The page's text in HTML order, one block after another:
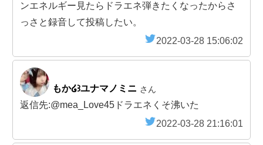
ンエネルギー見たらドラエネ弾きたくなったからさ
っさと録音して投稿したい。
2022-03-28 15:06:02
もか໒꒱ユナマノミニ さん
返信先:@mea_Love45ドラエネくそ沸いた
2022-03-28 21:16:01